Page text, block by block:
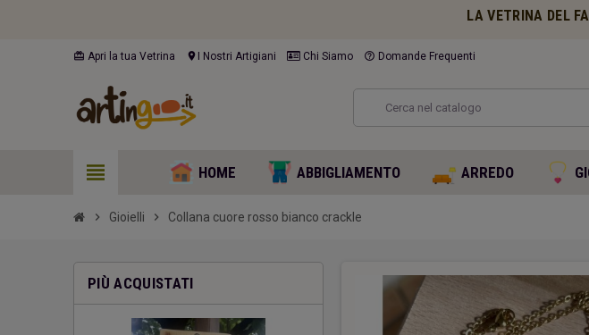
LA VETRINA DEL
card_giftcard Apri la tua Vetrina location_on I Nostri Artigiani Chi Siamo help_outline Domande Frequenti
view_headline HOME ABBIGLIAMENTO ARREDO
chevron_right Gioielli chevron_right Collana cuore rosso bianco crackle
PIÙ ACQUISTATI